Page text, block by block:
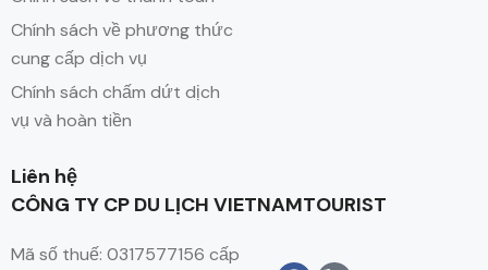
Chính sách về phương thức
cung cấp dịch vụ
Chính sách chấm dứt dịch
vụ và hoàn tiền
Liên hệ
CÔNG TY CP DU LỊCH VIETNAMTOURIST
Mã số thuế: 0317577156 cấp